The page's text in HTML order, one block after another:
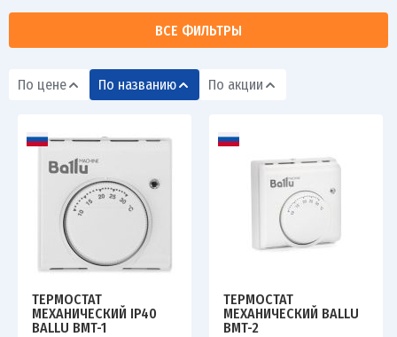
ВСЕ ФИЛЬТРЫ
По цене По названию По акции
ТЕРМОСТАТ
МЕХАНИЧЕСКИЙ IP40
BALLU BMT-1
ТЕРМОСТАТ
МЕХАНИЧЕСКИЙ BALLU
BMT-2